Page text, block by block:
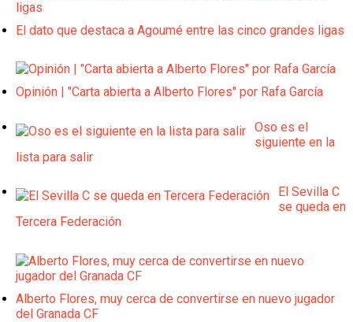
El dato que destaca a Agoumé entre las cinco grandes ligas
Opinión | "Carta abierta a Alberto Flores" por Rafa García
Oso es el
siguiente en la
lista para salir
El Sevilla C
se queda en
Tercera Federación
Alberto Flores, muy cerca de convertirse en nuevo jugador
del Granada CF